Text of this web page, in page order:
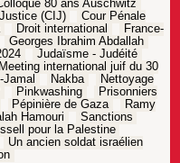
80 ans Auschwitz
(CIJ)
Cour Pénale
Droit international
France-
Georges Ibrahim Abdallah
Judaïsme - Judéité
Meeting international juif du 30
Jamal Nakba
Nettoyage
Pinkwashing
Prisonniers
Pépinière de Gaza
Ramy
Hamouri
Sanctions
pour la Palestine
Un ancien soldat israélien